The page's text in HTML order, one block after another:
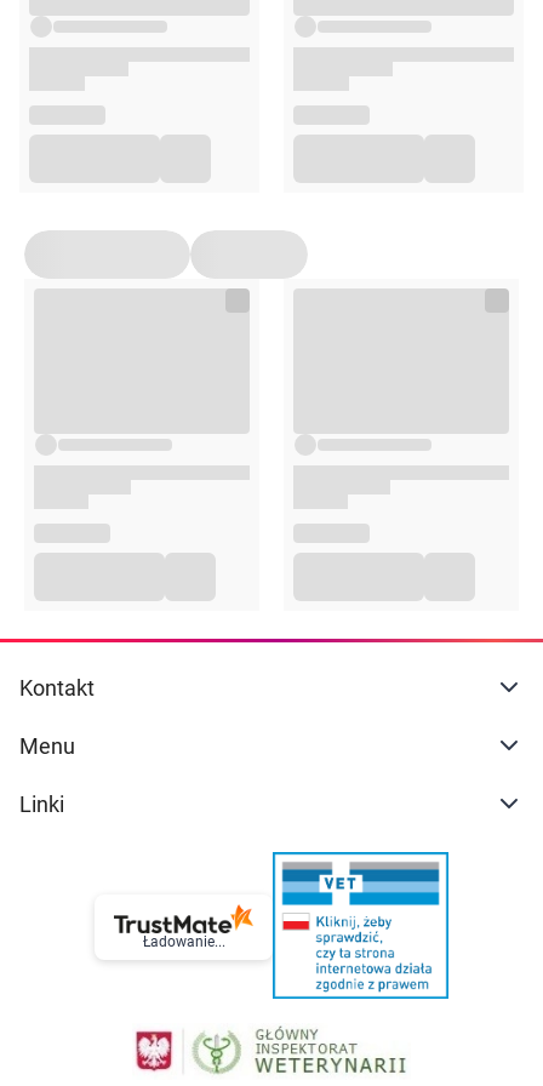
Octanediol, Ethylhexylglycerin, Disodium EDTA, Potassium
Sorbate, Fragrance (Parfum).
Sposób użycia
Po umyciu szamponem nałóż kurację na mokre
Delikatnie wmasuj we włosy, koncentrując się na
Pozostaw na 5 minut, następnie dokładnie spłucz.
Dla najlepszych efektów stosuj wraz z
Odżywczym szamponem do włosów.
Kontakt
Menu
Linki
Ładowanie...